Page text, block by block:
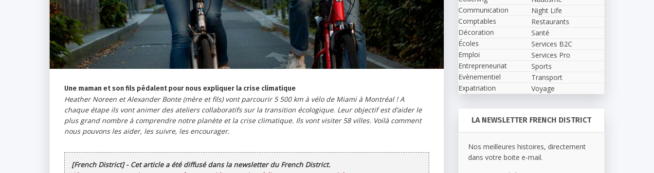
Une maman et son fils pédalent pour nous expliquer la crise climatique
Heather Noreen et Alexander Bonte (mère et fils) vont parcourir 5 500 km à vélo de Miami à Montréal ! A
chaque étape ils vont animer des ateliers collaboratifs sur la transition écologique. Leur objectif est d’aider le
plus grand nombre à comprendre notre planète et la crise climatique. Ils vont visiter 58 villes. Voilà comment
nous pouvons les aider, les suivre, les encourager.
[French District] - Cet article a été diffusé dans la newsletter du French District.
Communication
Comptables
Décoration
Écoles
Emploi
Entrepreneuriat
Evènementiel
Expatriation
Night Life
Restaurants
Santé
Services B2C
Services Pro
Sports
Transport
Voyage
LA NEWSLETTER FRENCH DISTRICT
Nos meilleures histoires, directement
dans votre boite e-mail.